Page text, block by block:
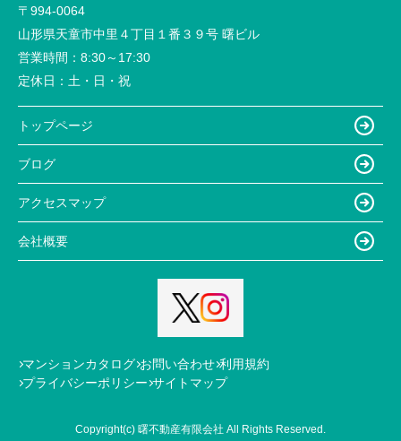
〒994-0064
山形県天童市中里４丁目１番３９号 曙ビル
営業時間： 8:30～17:30
定休日： 土・日・祝
トップページ
ブログ
アクセスマップ
会社概要
マンションカタログ お問い合わせ 利用規約
プライバシーポリシー サイトマップ
Copyright(c) 曙不動産有限会社 All Rights Reserved.